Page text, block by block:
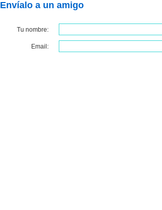
Envíalo a un amigo
Tu nombre:
Email: